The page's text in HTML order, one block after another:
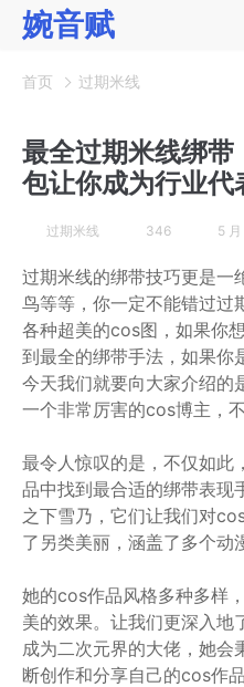
婉音赋
首页 过期米线
最全过期米线绑带
包让你成为行业代
过期米线 346 5
过期米线的绑带技巧更是
鸟等等，你一定不能错过过
各种超美的cos图，如果你
到最全的绑带手法，如果你
今天我们就要向大家介绍
一个非常厉害的cos博主，不
最令人惊叹的是，不仅如此
品中找到最合适的绑带表现
之下雪乃，它们让我们对
了另类美丽，涵盖了多个动
她的cos作品风格多种多样
美的效果。让我们更深入
成为二次元界的大佬，她会
断创作和分享自己的cos作